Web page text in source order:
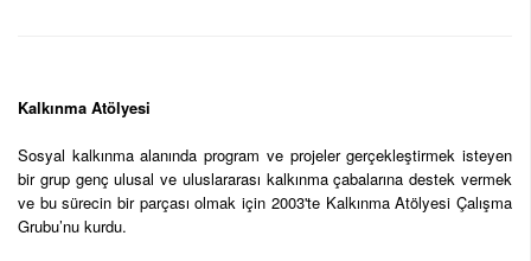
Kalkınma Atölyesi
Sosyal kalkınma alanında program ve projeler gerçekleştirmek isteyen
bir grup genç ulusal ve uluslararası kalkınma çabalarına destek vermek
ve bu sürecin bir parçası olmak için 2003'te Kalkınma Atölyesi Çalışma
Grubu’nu kurdu.